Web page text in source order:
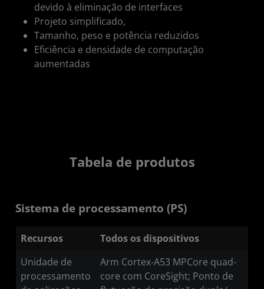
devido à eliminação de interfaces
Projeto simplificado,
Tamanho, peso e potência reduzidos
Eficiência e densidade de computação
aumentadas
Tabela de produtos
Sistema de processamento (PS)
Recursos
Todos os dispositivos
Unidade de
processamento
Arm Cortex-A53 MPCore quad-
core com CoreSight; Ponto de